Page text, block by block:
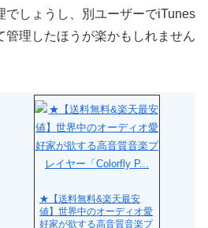
でしょうし、別ユーザーでiTunes
管理したほうが楽かもしれません
★【送料無料&楽天最安
値】世界中のオーディオ愛
好家が欲する高音質音楽プ